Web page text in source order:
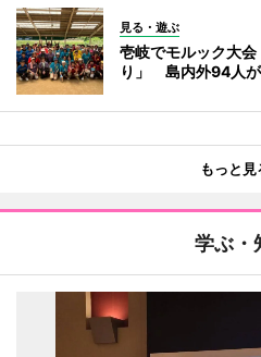
見る・遊ぶ
壱岐でモルック大
り」 島内外94人
もっと見
学ぶ・